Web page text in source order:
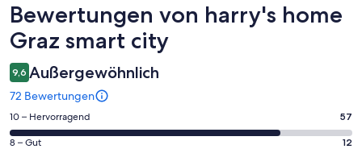
Bewertungen
Bewertungen von harry's home
Graz smart city
9,6 Außergewöhnlich
72 Bewertungen
57
von
10 – Hervorragend 57
12
8 – Gut 12